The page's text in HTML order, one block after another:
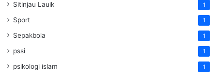
Sitinjau Lauik 1
Sport 1
Sepakbola 1
pssi 1
psikologi islam 1